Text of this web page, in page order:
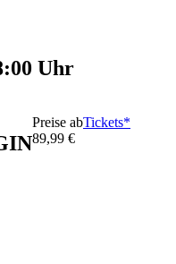
Uhr
Preise ab
89,99 €
Tickets*